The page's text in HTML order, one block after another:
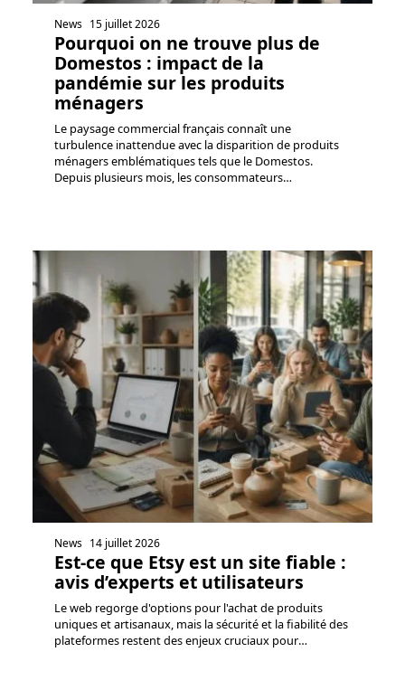
News 15 juillet 2026
Pourquoi on ne trouve plus de
Domestos : impact de la
pandémie sur les produits
ménagers
Le paysage commercial français connaît une
turbulence inattendue avec la disparition de produits
ménagers emblématiques tels que le Domestos.
Depuis plusieurs mois, les consommateurs…
News 14 juillet 2026
Est-ce que Etsy est un site fiable :
avis d’experts et utilisateurs
Le web regorge d'options pour l'achat de produits
uniques et artisanaux, mais la sécurité et la fiabilité des
plateformes restent des enjeux cruciaux pour…